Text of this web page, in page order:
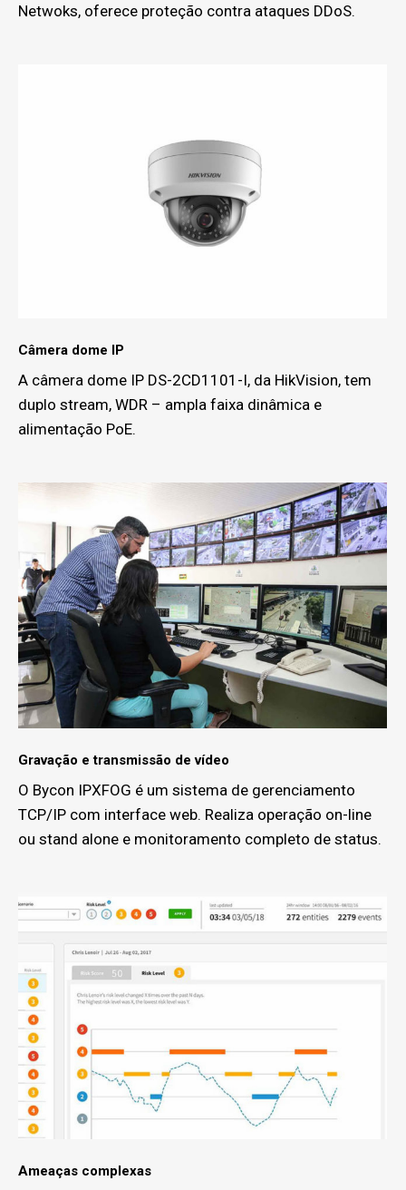
Netwoks, oferece proteção contra ataques DDoS.
Câmera dome IP
A câmera dome IP DS-2CD1101-I, da HikVision, tem
duplo stream, WDR – ampla faixa dinâmica e
alimentação PoE.
Gravação e transmissão de vídeo
O Bycon IPXFOG é um sistema de gerenciamento
TCP/IP com interface web. Realiza operação on-line
ou stand alone e monitoramento completo de status.
Ameaças complexas